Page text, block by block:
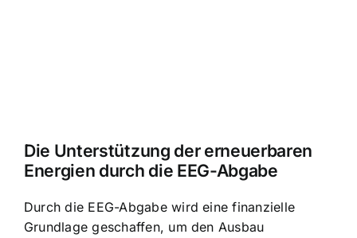
Die Unterstützung der erneuerbaren
Energien durch die EEG-Abgabe
Durch die EEG-Abgabe wird eine finanzielle
Grundlage geschaffen, um den Ausbau